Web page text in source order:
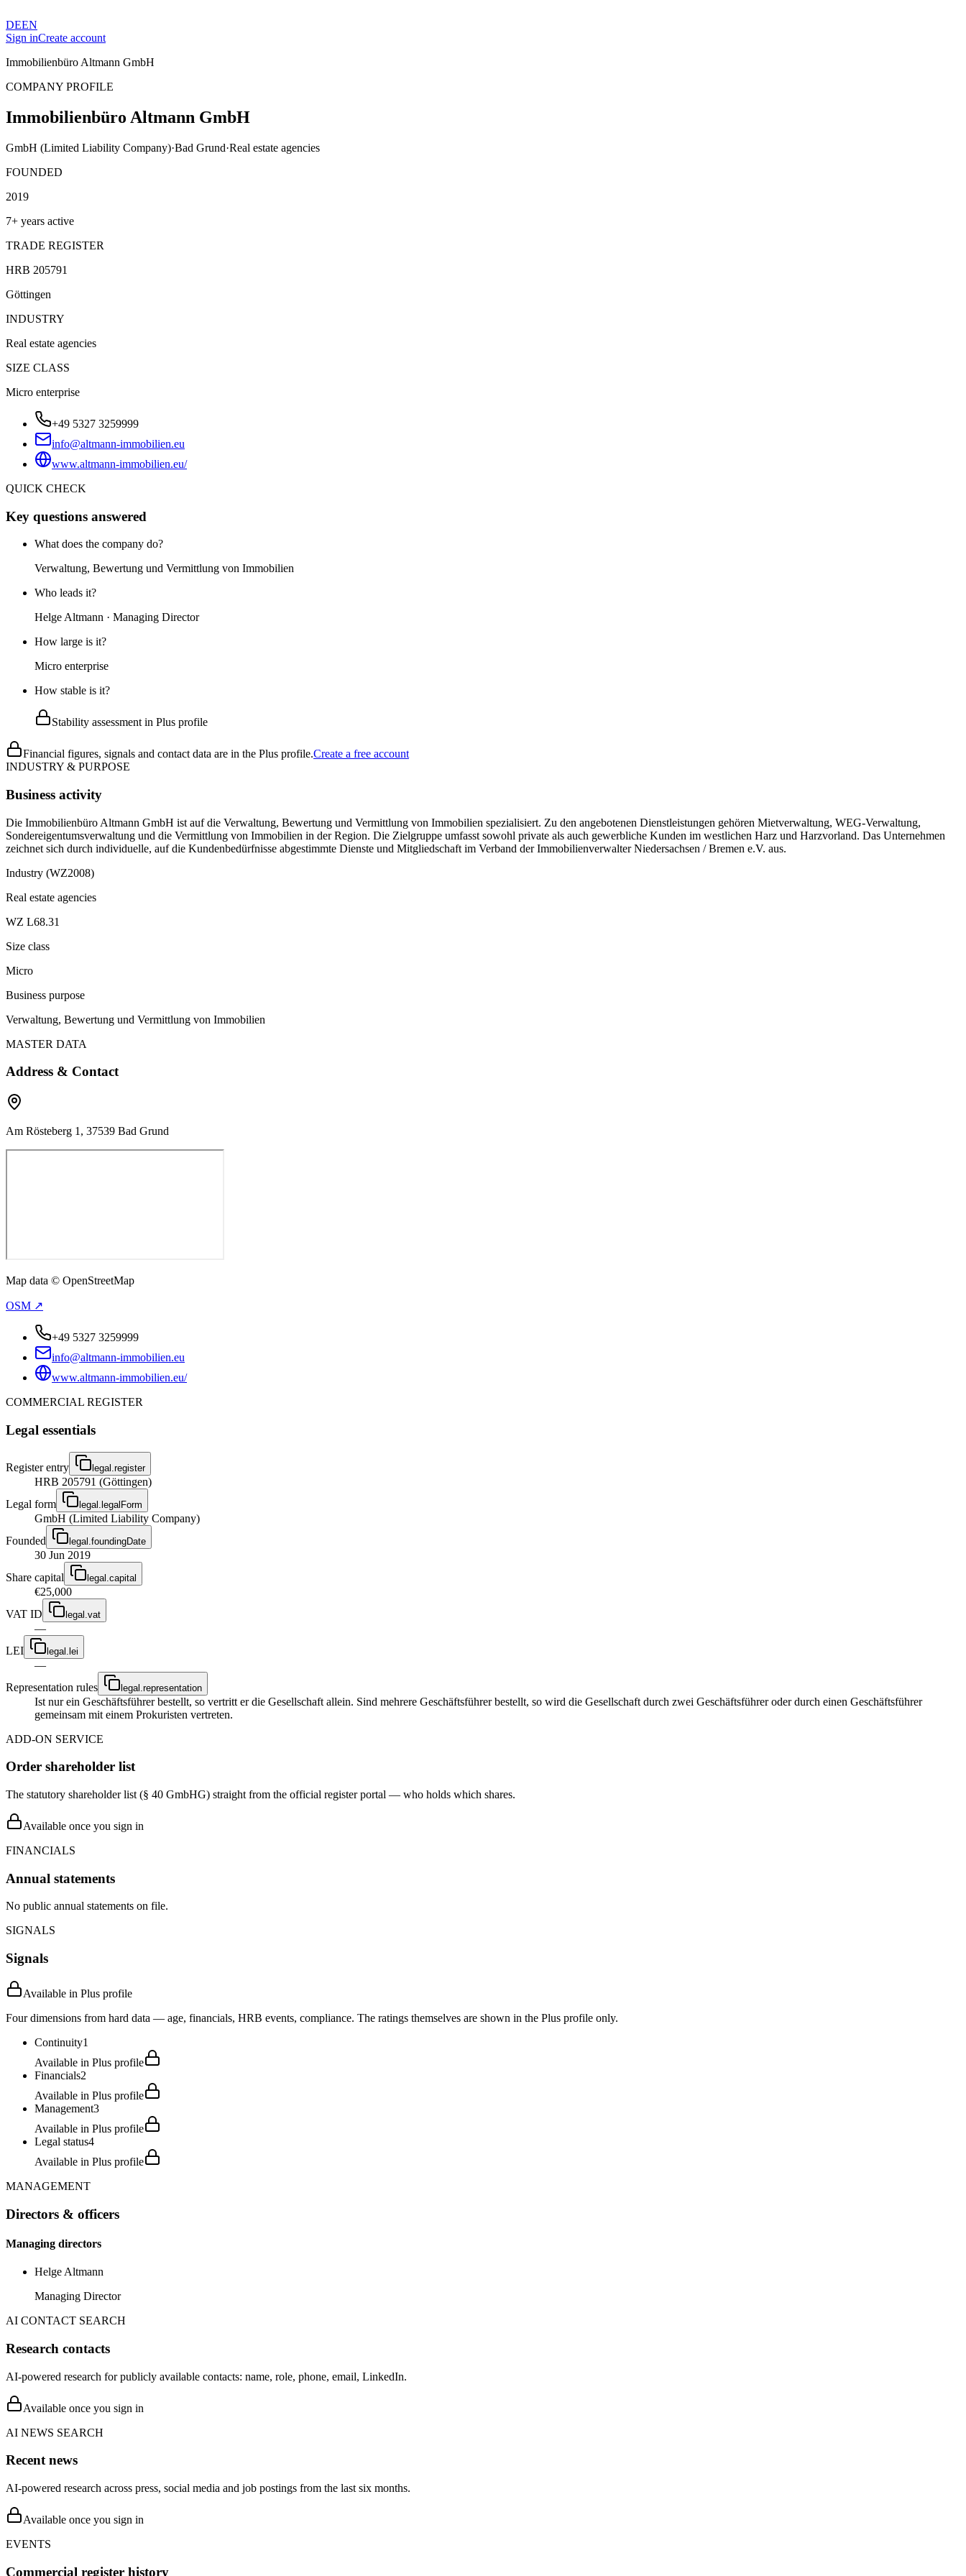
DEEN
Sign inCreate account
Immobilienbüro Altmann GmbH
COMPANY PROFILE
Immobilienbüro Altmann GmbH
GmbH (Limited Liability Company)·Bad Grund·Real estate agencies
FOUNDED
2019
7+ years active
TRADE REGISTER
HRB 205791
Göttingen
INDUSTRY
Real estate agencies
SIZE CLASS
Micro enterprise
+49 5327 3259999
info@altmann-immobilien.eu
www.altmann-immobilien.eu/
QUICK CHECK
Key questions answered
What does the company do?
Verwaltung, Bewertung und Vermittlung von Immobilien
Who leads it?
Helge Altmann · Managing Director
How large is it?
Micro enterprise
How stable is it?
Stability assessment in Plus profile
Financial figures, signals and contact data are in the Plus profile.Create a free account
INDUSTRY & PURPOSE
Business activity
Die Immobilienbüro Altmann GmbH ist auf die Verwaltung, Bewertung und Vermittlung von Immobilien spezialisiert. Zu den angebotenen Dienstleistungen gehören Mietverwaltung, WEG-Verwaltung,
Sondereigentumsverwaltung und die Vermittlung von Immobilien in der Region. Die Zielgruppe umfasst sowohl private als auch gewerbliche Kunden im westlichen Harz und Harzvorland. Das Unternehmen
zeichnet sich durch individuelle, auf die Kundenbedürfnisse abgestimmte Dienste und Mitgliedschaft im Verband der Immobilienverwalter Niedersachsen / Bremen e.V. aus.
Industry (WZ2008)
Real estate agencies
WZ L68.31
Size class
Micro
Business purpose
Verwaltung, Bewertung und Vermittlung von Immobilien
MASTER DATA
Address & Contact
Am Rösteberg 1, 37539 Bad Grund
Map data © OpenStreetMap
OSM ↗
+49 5327 3259999
info@altmann-immobilien.eu
www.altmann-immobilien.eu/
COMMERCIAL REGISTER
Legal essentials
Register entry legal.register
HRB 205791 (Göttingen)
Legal form
legal.legalForm
GmbH (Limited Liability Company)
Founded
legal.foundingDate
30 Jun 2019
Share capital
legal.capital
€25,000
VAT ID
legal.vat
—
LEI
legal.lei
—
Representation rules
legal.representation
Ist nur ein Geschäftsführer bestellt, so vertritt er die Gesellschaft allein. Sind mehrere Geschäftsführer bestellt, so wird die Gesellschaft durch zwei Geschäftsführer oder durch einen Geschäftsführer
gemeinsam mit einem Prokuristen vertreten.
ADD-ON SERVICE
Order shareholder list
The statutory shareholder list (§ 40 GmbHG) straight from the official register portal — who holds which shares.
Available once you sign in
FINANCIALS
Annual statements
No public annual statements on file.
SIGNALS
Signals
Available in Plus profile
Four dimensions from hard data — age, financials, HRB events, compliance. The ratings themselves are shown in the Plus profile only.
Continuity1
Available in Plus profile
Financials2
Available in Plus profile
Management3
Available in Plus profile
Legal status4
Available in Plus profile
MANAGEMENT
Directors & officers
Managing directors
Helge Altmann
Managing Director
AI CONTACT SEARCH
Research contacts
AI-powered research for publicly available contacts: name, role, phone, email, LinkedIn.
Available once you sign in
AI NEWS SEARCH
Recent news
AI-powered research across press, social media and job postings from the last six months.
Available once you sign in
EVENTS
Commercial register history